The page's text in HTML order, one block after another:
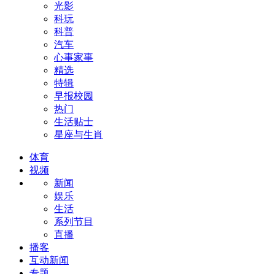
光影
科玩
科普
汽车
心事家事
精选
特辑
早报校园
热门
生活贴士
星座与生肖
体育
视频
新闻
娱乐
生活
系列节目
直播
播客
互动新闻